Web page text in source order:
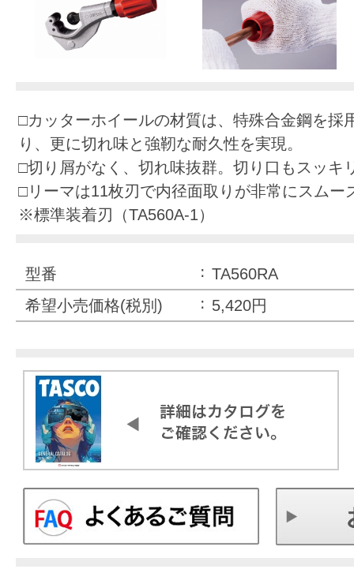
□カッターホイールの材質は、特殊合金鋼を採
り、更に切れ味と強靭な耐久性を実現。
□切り屑がなく、切れ味抜群。切り口もスッキ
□リーマは11枚刃で内径面取りが非常にスムー
※標準装着刃（TA560A-1）
型番
TA560RA
希望小売価格(税別)
5,420円